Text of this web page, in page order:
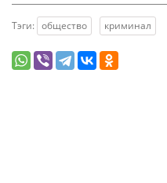
Тэги: общество криминал